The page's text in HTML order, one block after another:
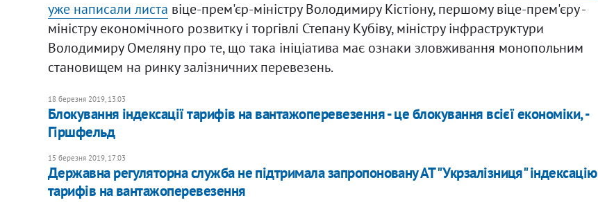
уже написали листа віце-прем'єр-міністру Володимиру Кістіону, першому віце-прем'єру -
міністру економічного розвитку і торгівлі Степану Кубіву, міністру інфраструктури
Володимиру Омеляну про те, що така ініціатива має ознаки зловживання монопольним
становищем на ринку залізничних перевезень.
18 березня 2019, 13:03
Блокування індексації тарифів на вантажоперевезення - це блокування всієї економіки, -
Гіршфельд
15 березня 2019, 17:03
Державна регуляторна служба не підтримала запропоновану АТ "Укрзалізниця" індексацію
тарифів на вантажоперевезення